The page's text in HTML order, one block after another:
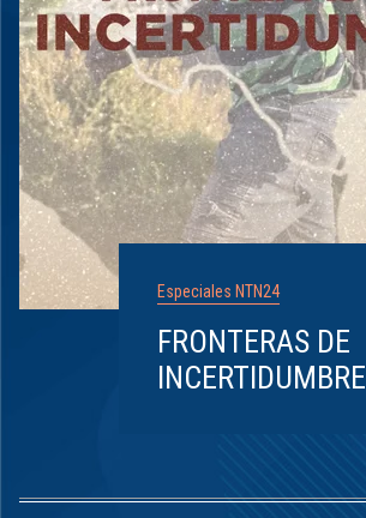
Especiales NTN24
FRONTERAS DE
INCERTIDUMBRE